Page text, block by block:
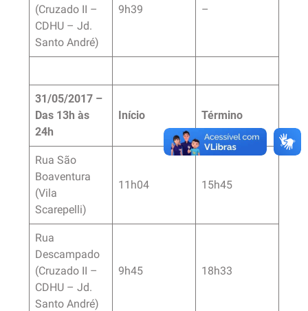
(Cruzado II –
CDHU – Jd.
Santo André)
9h39 –
31/05/2017 –
Das 13h às
24h
Início Término
Rua São
Boaventura
(Vila
Scarepelli)
11h04 15h45
Rua
Descampado
(Cruzado II –
CDHU – Jd.
Santo André)
9h45 18h33